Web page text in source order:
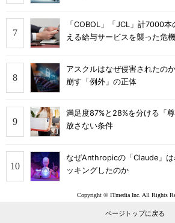
「COBOL」「JCL」計7000
える給与サービスを襲った危機
アスクルはなぜ侵害されたの
崩す「例外」の正体
満足度87%と28%を分ける「
放さない条件
なぜAnthropicの「Claude」
ッキングしたのか
Copyright © ITmedia Inc. All Rights
ページトップに戻る